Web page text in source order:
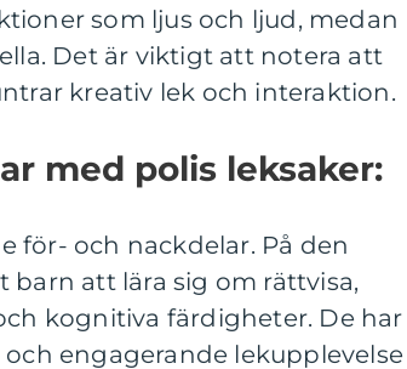
som ljus och ljud, medan
Det är viktigt att notera att
kreativ lek och interaktion.
med polis leksaker:
för- och nackdelar. På den
barn att lära sig om rättvisa,
kognitiva färdigheter. De har
engagerande lekupplevelse